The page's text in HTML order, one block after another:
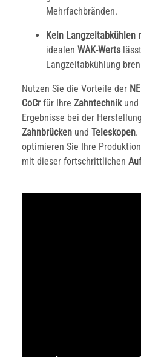
Mehrfachbränden.
Kein Langzeitabkühlen
idealen WAK-Werts
Langzeitabkühlung
Nutzen Sie die Vorteile der
CoCrfür Ihre Zahntechnikund
Ergebnisse bei der
Zahnbrücken und Teleskopen.
optimieren Sie Ihre
mit dieser fortschrittlichen